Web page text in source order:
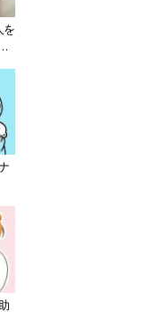
を